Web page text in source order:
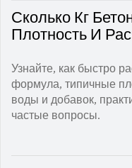
Сколько Кг
Плотность И
Узнайте, как быстро
формула, типичные
воды и добавок,
частые вопросы.